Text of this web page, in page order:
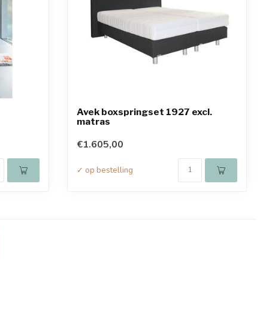
Avek boxspringset 1927 excl.
matras
€1.605,00
✓ op bestelling